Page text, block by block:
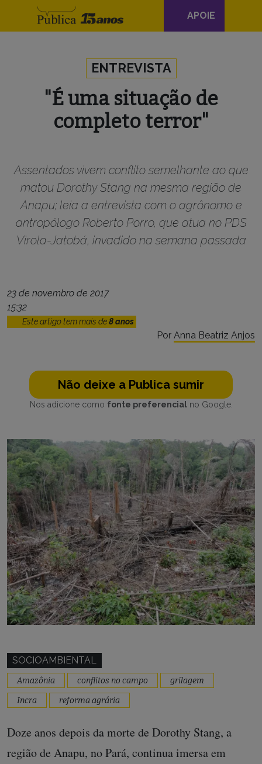
Navegação
principal
APOIE
ENTREVISTA
"É uma situação de
completo terror"
Assentados vivem conflito semelhante ao que
matou Dorothy Stang na mesma região de
Anapu; leia a entrevista com o agrônomo e
antropólogo Roberto Porro, que atua no PDS
Virola-Jatobá, invadido na semana passada
23 de novembro de 2017
15:32
Este artigo tem mais de8 anos
Por Anna Beatriz Anjos
Não deixe a Publica sumir
Nos adicione como fonte preferencialno Google.
SOCIOAMBIENTAL
Amazônia conflitos no campo
grilagem
Incra
reforma agrária
Doze anos depois da morte de Dorothy Stang, a
região de Anapu, no Pará, continua imersa em